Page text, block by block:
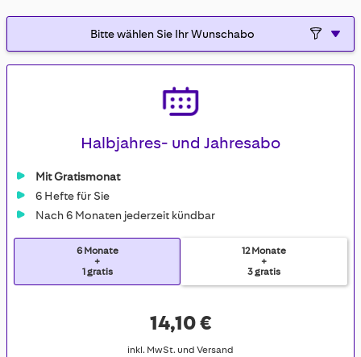
Halbjahres- und Jahresabo
Mit Gratismonat
6 Hefte für Sie
Nach 6 Monaten jederzeit kündbar
6 Monate
+
1 gratis
12 Monate
+
3 gratis
14,10 €
inkl. MwSt. und Versand